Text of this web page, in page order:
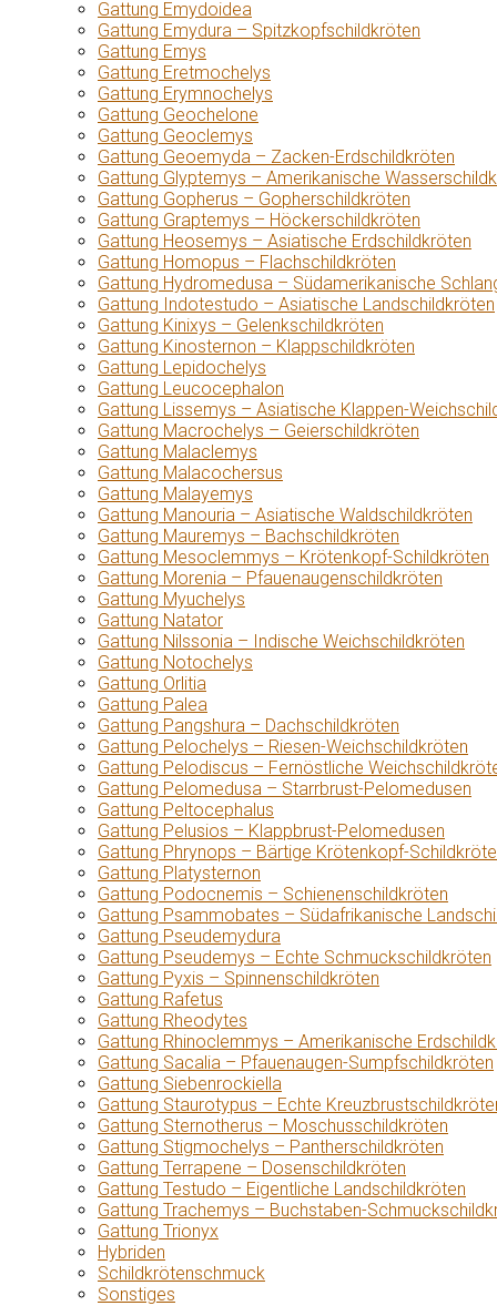
Gattung Emydoidea
Gattung Emydura – Spitzkopfschildkröten
Gattung Emys
Gattung Eretmochelys
Gattung Erymnochelys
Gattung Geochelone
Gattung Geoclemys
Gattung Geoemyda – Zacken-Erdschildkröten
Gattung Glyptemys – Amerikanische
Gattung Gopherus – Gopherschildkröten
Gattung Graptemys – Höckerschildkröten
Gattung Heosemys – Asiatische Erdschildkröten
Gattung Homopus – Flachschildkröten
Gattung Hydromedusa – Südamerikanische
Gattung Indotestudo – Asiatische Landschildkröten
Gattung Kinixys – Gelenkschildkröten
Gattung Kinosternon – Klappschildkröten
Gattung Lepidochelys
Gattung Leucocephalon
Gattung Lissemys – Asiatische Klappen-
Gattung Macrochelys – Geierschildkröten
Gattung Malaclemys
Gattung Malacochersus
Gattung Malayemys
Gattung Manouria – Asiatische Waldschildkröten
Gattung Mauremys – Bachschildkröten
Gattung Mesoclemmys – Krötenkopf-Schildkröten
Gattung Morenia – Pfauenaugenschildkröten
Gattung Myuchelys
Gattung Natator
Gattung Nilssonia – Indische Weichschildkröten
Gattung Notochelys
Gattung Orlitia
Gattung Palea
Gattung Pangshura – Dachschildkröten
Gattung Pelochelys – Riesen-Weichschildkröten
Gattung Pelodiscus – Fernöstliche
Gattung Pelomedusa – Starrbrust-Pelomedusen
Gattung Peltocephalus
Gattung Pelusios – Klappbrust-Pelomedusen
Gattung Phrynops – Bärtige Krötenkopf-
Gattung Platysternon
Gattung Podocnemis – Schienenschildkröten
Gattung Psammobates – Südafrikanische
Gattung Pseudemydura
Gattung Pseudemys – Echte Schmuckschildkröten
Gattung Pyxis – Spinnenschildkröten
Gattung Rafetus
Gattung Rheodytes
Gattung Rhinoclemmys – Amerikanische
Gattung Sacalia – Pfauenaugen-Sumpfschildkröten
Gattung Siebenrockiella
Gattung Staurotypus – Echte
Gattung Sternotherus – Moschusschildkröten
Gattung Stigmochelys – Pantherschildkröten
Gattung Terrapene – Dosenschildkröten
Gattung Testudo – Eigentliche Landschildkröten
Gattung Trachemys – Buchstaben-
Gattung Trionyx
Hybriden
Schildkrötenschmuck
Sonstiges